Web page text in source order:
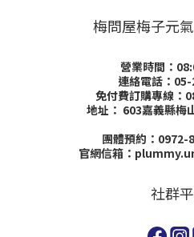
梅問屋梅子元
營業時間：
連絡電話：
免付費訂購專線：
地址： 603嘉義縣梅
團體預約：0972-
官網信箱：
社群